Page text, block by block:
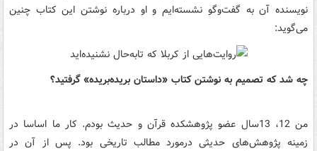
نویسنده آن به گفت‌وگو نشسته‌ایم و او درباره نوشتن این کتاب چنین
می‌گوید:
چه شد که تصمیم به نوشتن کتاب «داستان بریده‌بریده» گرفتید؟
من 12، 13سال عضو پژوهشکده قرآن و حدیث بودم. کار ما اساسا در
زمینه پژوهش‌های حدیثی درمورد مطالب تاریخی بود. پس از آن در